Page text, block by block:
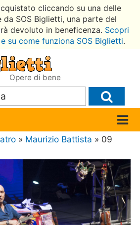
cliccando su una delle
SOS Biglietti, una parte del
devoluto in beneficenza. Scopri
su come funziona SOS Biglietti.
Opere di bene
» Maurizio Battista » 09